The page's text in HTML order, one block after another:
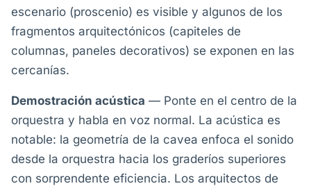
escenario (proscenio) es visible y algunos de los
fragmentos arquitectónicos (capiteles de
columnas, paneles decorativos) se exponen en las
cercanías.
Demostración acústica — Ponte en el centro de la
orquestra y habla en voz normal. La acústica es
notable: la geometría de la cavea enfoca el sonido
desde la orquestra hacia los graderíos superiores
con sorprendente eficiencia. Los arquitectos de